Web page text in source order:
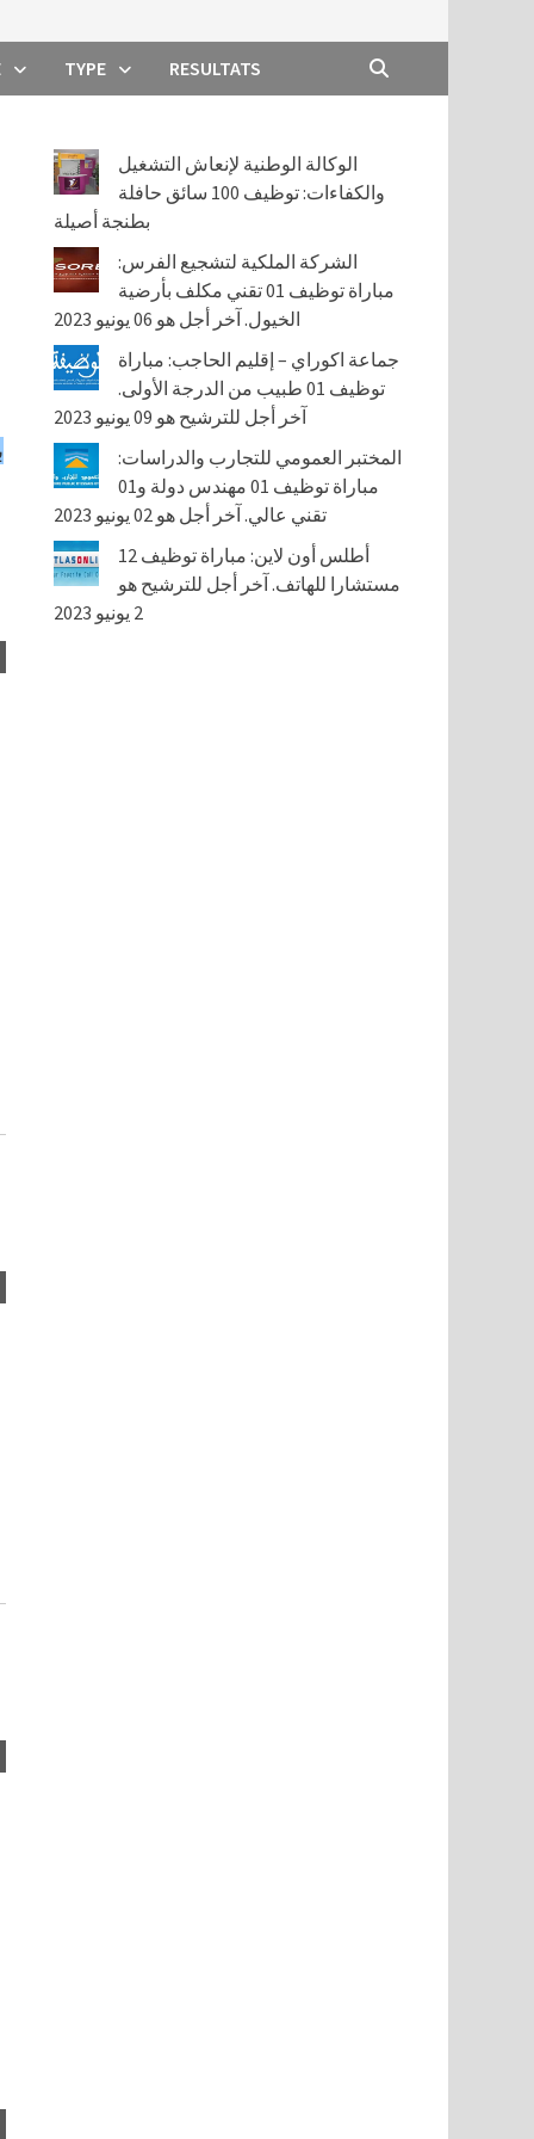
TYPE RESULTATS
الوكالة الوطنية لإنعاش التشغيل
والكفاءات: توظيف 100 سائق حافلة
بطنجة أصيلة
الشركة الملكية لتشجيع الفرس:
مباراة توظيف 01 تقني مكلف بأرضية
الخيول. آخر أجل هو 06 يونيو 2023
جماعة اكوراي – إقليم الحاجب: مباراة
توظيف 01 طبيب من الدرجة الأولى.
آخر أجل للترشيح هو 09 يونيو 2023
المختبر العمومي للتجارب والدراسات:
مباراة توظيف 01 مهندس دولة و01
تقني عالي. آخر أجل هو 02 يونيو 2023
أطلس أون لاين: مباراة توظيف 12
مستشارا للهاتف. آخر أجل للترشيح هو
2 يونيو 2023